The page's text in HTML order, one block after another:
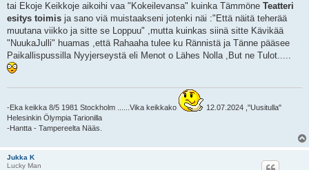
tai Ekoje Keikkoje aikoihi vaa "Kokeilevansa" kuinka Tämmöne Teatteri
esitys toimis ja sano viä muistaakseni jotenki näi :"Että näitä teherää
muutana viikko ja sitte se Loppuu" ,mutta kuinkas siinä sitte Kävikää
"NuukaJulli" huamas ,että Rahaaha tulee ku Rännistä ja Tänne pääsee
Paikallispussilla Nyyjerseystä eli Menot o Lähes Nolla ,But ne Tulot.....
-Eka keikka 8/5 1981 Stockholm ......Vika keikkako
12.07.2024 ,"Uusitulla"
Helesinkin Ölympia Tarionilla
-Hantta - Tampereelta Nääs.
Jukka K
Lucky Man